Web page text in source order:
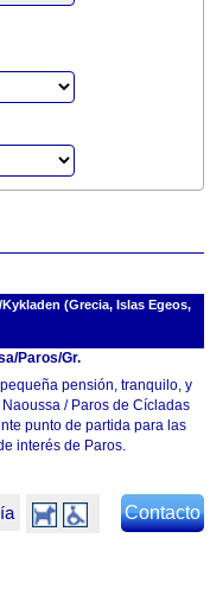
(Grecia, Islas Egeos,
Paros/Gr.
pensión, tranquilo, y
/ Paros de Cícladas
punto de partida para las
interés de Paros.
Contacto